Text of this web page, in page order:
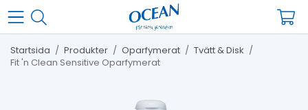
Startsida / Produkter / Oparfymerat / Tvätt & Disk /
Fit 'n Clean Sensitive Oparfymerat